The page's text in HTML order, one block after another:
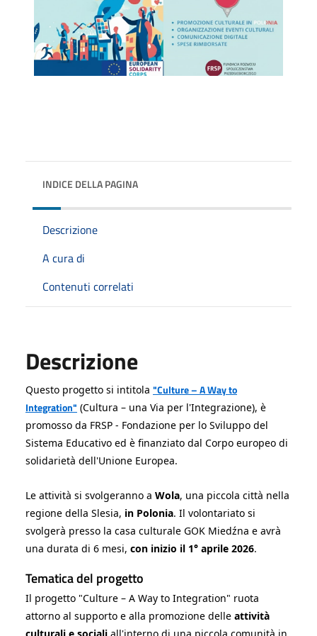
INDICE DELLA PAGINA
Descrizione
A cura di
Contenuti correlati
Descrizione
Questo progetto si intitola "Culture – A Way to
Integration" (Cultura – una Via per l'Integrazione), è
promosso da FRSP - Fondazione per lo Sviluppo del
Sistema Educativo ed è finanziato dal Corpo europeo di
solidarietà dell'Unione Europea.
Le attività si svolgeranno a Wola, una piccola città nella
regione della Slesia, in Polonia. Il volontariato si
svolgerà presso la casa culturale GOK Miedźna e avrà
una durata di 6 mesi, con inizio il 1° aprile 2026.
Tematica del progetto
Il progetto "Culture – A Way to Integration" ruota
attorno al supporto e alla promozione delle attività
culturali e sociali all'interno di una piccola comunità in